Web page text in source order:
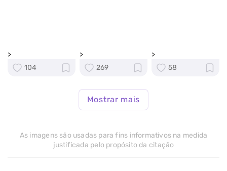
>
104
>
269
>
58
Mostrar mais
As imagens são usadas para fins informativos na medida
justificada pelo propósito da citação